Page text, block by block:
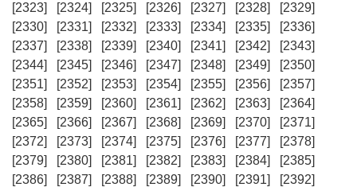
[2323]
[2324] [2325] [2326] [2327] [2328]
[2329]
[2330]
[2331] [2332] [2333] [2334] [2335]
[2336]
[2337]
[2338] [2339] [2340] [2341] [2342]
[2343]
[2344]
[2345] [2346] [2347] [2348] [2349]
[2350]
[2351]
[2352] [2353] [2354] [2355] [2356]
[2357]
[2358]
[2359] [2360] [2361] [2362] [2363]
[2364]
[2365]
[2366] [2367] [2368] [2369] [2370]
[2371]
[2372]
[2373] [2374] [2375] [2376] [2377]
[2378]
[2379]
[2380] [2381] [2382] [2383] [2384]
[2385]
[2386]
[2387] [2388] [2389] [2390] [2391]
[2392]